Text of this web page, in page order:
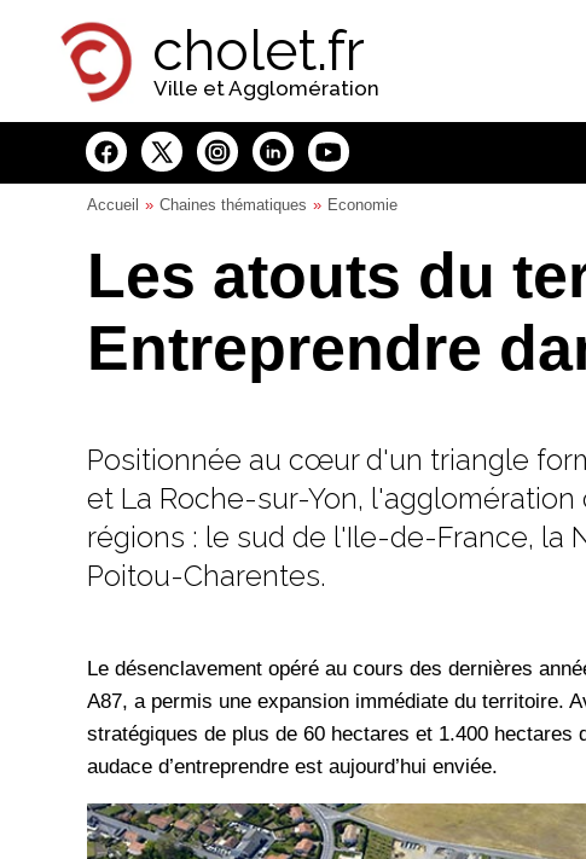
cholet.fr
Ville et Agglomération
Accueil Chaines thématiques Economie
Les atouts du
Entreprendre
Positionnée au cœur d'un triangle
et La Roche-sur-Yon,
régions : le sud de l'Ile-de-France, la
Poitou-Charentes.
Le désenclavement opéré au cours des dernières
A87, a permis une expansion immédiate du territoire.
stratégiques de plus de 60 hectares et 1.400
audace d’entreprendre est aujourd’hui enviée.